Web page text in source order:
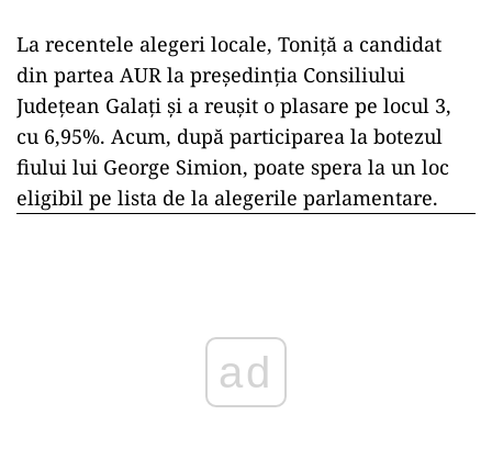
La recentele alegeri locale, Toniță a candidat
din partea AUR la președinția Consiliului
Județean Galați și a reușit o plasare pe locul 3,
cu 6,95%. Acum, după participarea la botezul
fiului lui George Simion, poate spera la un loc
eligibil pe lista de la alegerile parlamentare.
ad